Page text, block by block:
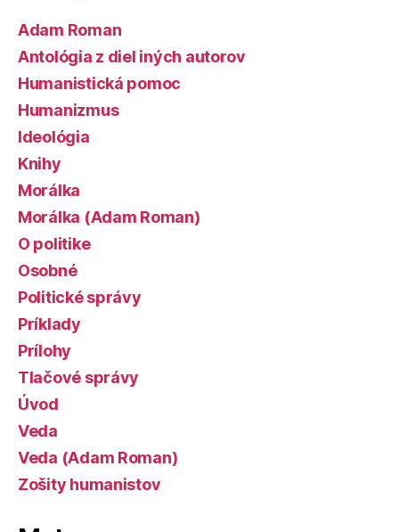
Adam Roman
Antológia z diel iných autorov
Humanistická pomoc
Humanizmus
Ideológia
Knihy
Morálka
Morálka (Adam Roman)
O politike
Osobné
Politické správy
Príklady
Prílohy
Tlačové správy
Úvod
Veda
Veda (Adam Roman)
Zošity humanistov